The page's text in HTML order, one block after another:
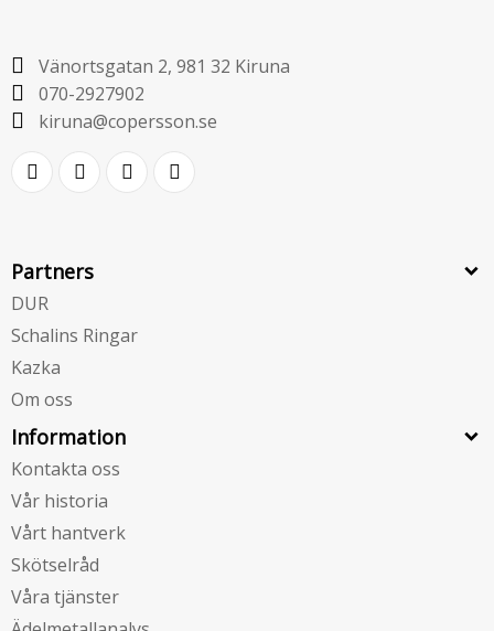
Vänortsgatan 2, 981 32 Kiruna
070-2927902
kiruna@copersson.se
Partners
DUR
Schalins Ringar
Kazka
Om oss
Information
Kontakta oss
Vår historia
Vårt hantverk
Skötselråd
Våra tjänster